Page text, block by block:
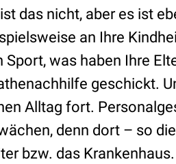
das nicht, aber es ist
an Ihre
was haben Ihre
geschickt.
Alltag fort.
denn dort – so
bzw. das